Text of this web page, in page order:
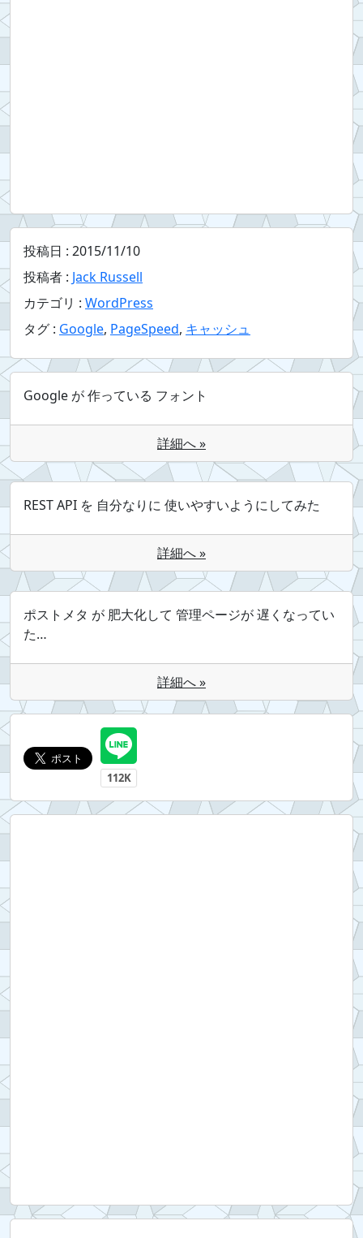
投稿日 : 2015/11/10
投稿者 : Jack Russell
カテゴリ : WordPress
タグ : Google, PageSpeed, キャッシュ
Google が 作っている フォント
詳細へ »
REST API を 自分なりに 使いやすいようにしてみた
詳細へ »
ポストメタ が 肥大化して 管理ページが 遅くなってい
た…
詳細へ »